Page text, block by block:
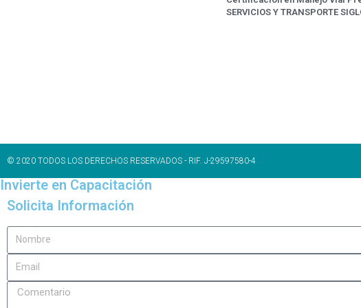
SERVICIOS Y TRANSPORTE
© 2020 TODOS LOS DERECHOS RESERVADOS - RIF. J-29597580-4
Invierte en Capacitación
Solicita Información